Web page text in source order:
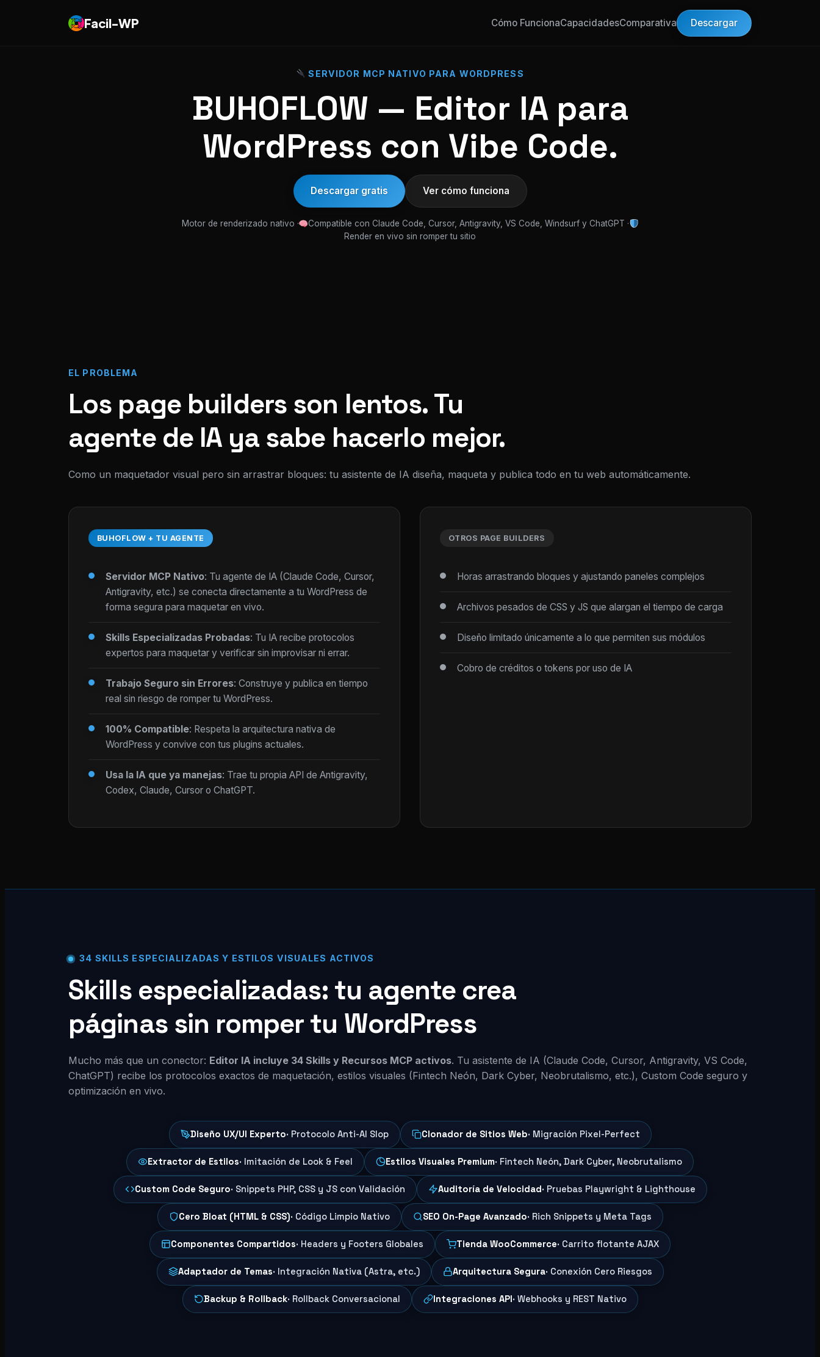
Facil-WP Cómo FuncionaCapacidadesComparativa Descargar
SERVIDOR MCP NATIVO PARA WORDPRESS
BUHOFLOW — Editor IA para
WordPress con Vibe Code.
Descargar gratis Ver cómo funciona
Motor de renderizado nativo ·
Compatible con Claude Code, Cursor, Antigravity, VS Code, Windsurf y ChatGPT ·
Render en vivo sin romper tu sitio
EL PROBLEMA
Los page builders son lentos. Tu
agente de IA ya sabe hacerlo mejor.
Como un maquetador visual pero sin arrastrar bloques: tu asistente de IA diseña, maqueta y publica todo en tu web automáticamente.
BUHOFLOW + TU AGENTE
Servidor MCP Nativo: Tu agente de IA (Claude Code, Cursor,
Antigravity, etc.) se conecta directamente a tu WordPress de
forma segura para maquetar en vivo.
Skills Especializadas Probadas: Tu IA recibe protocolos
expertos para maquetar y verificar sin improvisar ni errar.
Trabajo Seguro sin Errores: Construye y publica en tiempo
real sin riesgo de romper tu WordPress.
100% Compatible: Respeta la arquitectura nativa de
WordPress y convive con tus plugins actuales.
Usa la IA que ya manejas: Trae tu propia API de Antigravity,
Codex, Claude, Cursor o ChatGPT.
OTROS PAGE BUILDERS
Horas arrastrando bloques y ajustando paneles complejos
Archivos pesados de CSS y JS que alargan el tiempo de carga
Diseño limitado únicamente a lo que permiten sus módulos
Cobro de créditos o tokens por uso de IA
34 SKILLS ESPECIALIZADAS Y ESTILOS VISUALES ACTIVOS
Skills especializadas: tu agente crea
páginas sin romper tu WordPress
Mucho más que un conector: Editor IA incluye 34 Skills y Recursos MCP activos. Tu asistente de IA (Claude Code, Cursor, Antigravity, VS Code,
ChatGPT) recibe los protocolos exactos de maquetación, estilos visuales (Fintech Neón, Dark Cyber, Neobrutalismo, etc.), Custom Code seguro y
optimización en vivo.
Diseño UX/UI Experto· Protocolo Anti-AI Slop Clonador de Sitios Web· Migración Pixel-Perfect
Extractor de Estilos· Imitación de Look & Feel Estilos Visuales Premium· Fintech Neón, Dark Cyber, Neobrutalismo
Custom Code Seguro· Snippets PHP, CSS y JS con Validación Auditoría de Velocidad· Pruebas Playwright & Lighthouse
Cero Bloat (HTML & CSS)· Código Limpio Nativo SEO On-Page Avanzado· Rich Snippets y Meta Tags
Componentes Compartidos· Headers y Footers Globales Tienda WooCommerce· Carrito flotante AJAX
Adaptador de Temas· Integración Nativa (Astra, etc.) Arquitectura Segura· Conexión Cero Riesgos
Backup & Rollback· Rollback Conversacional Integraciones API· Webhooks y REST Nativo